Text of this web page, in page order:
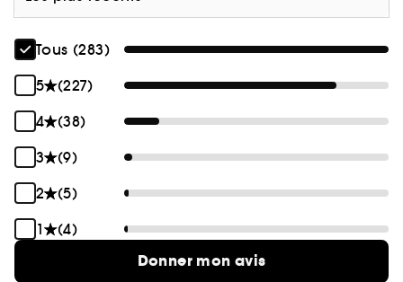
Tous (283)
5
(227)
4
(38)
3
(9)
2
(5)
1
(4)
Donner mon avis